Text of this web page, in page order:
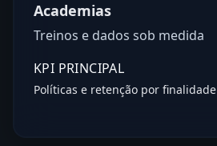
Academias
Treinos e dados sob medida
KPI PRINCIPAL
Políticas e retenção por finalidade